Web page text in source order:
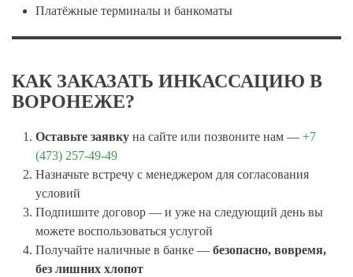
Платёжные терминалы и банкоматы
КАК ЗАКАЗАТЬ ИНКАССАЦИЮ В
ВОРОНЕЖЕ?
Оставьте заявку на сайте или позвоните нам — +7
(473) 257-49-49
Назначьте встречу с менеджером для согласования
условий
Подпишите договор — и уже на следующий день вы
можете воспользоваться услугой
Получайте наличные в банке — безопасно, вовремя,
без лишних хлопот